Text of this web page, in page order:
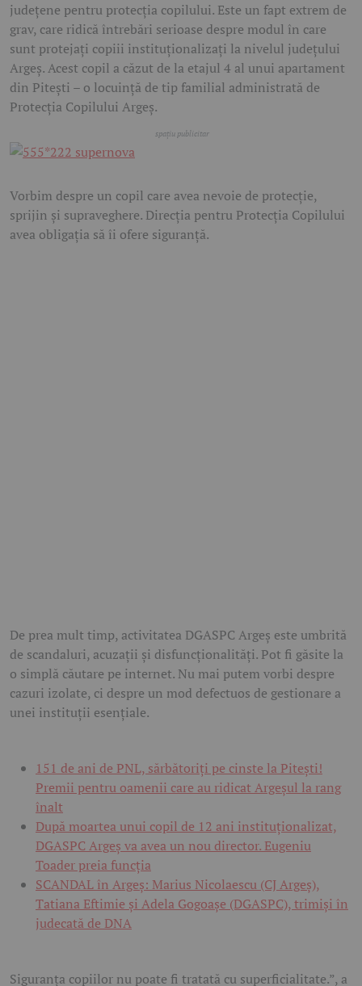
județene pentru protecția copilului. Este un fapt extrem de
grav, care ridică întrebări serioase despre modul în care
sunt protejați copiii instituționalizați la nivelul județului
Argeș. Acest copil a căzut de la etajul 4 al unui apartament
din Pitești – o locuință de tip familial administrată de
Protecția Copilului Argeș.
Vorbim despre un copil care avea nevoie de protecție,
sprijin și supraveghere. Direcția pentru Protecția Copilului
avea obligația să îi ofere siguranță.
De prea mult timp, activitatea DGASPC Argeș este umbrită
de scandaluri, acuzații și disfuncționalități. Pot fi găsite la
o simplă căutare pe internet. Nu mai putem vorbi despre
cazuri izolate, ci despre un mod defectuos de gestionare a
unei instituții esențiale.
151 de ani de PNL, sărbătoriți pe cinste la Pitești!
Premii pentru oamenii care au ridicat Argeșul la rang
înalt
După moartea unui copil de 12 ani instituționalizat,
DGASPC Argeș va avea un nou director. Eugeniu
Toader preia funcția
SCANDAL în Argeș: Marius Nicolaescu (CJ Argeș),
Tatiana Eftimie și Adela Gogoașe (DGASPC), trimiși în
judecată de DNA
Siguranța copiilor nu poate fi tratată cu superficialitate.”, a